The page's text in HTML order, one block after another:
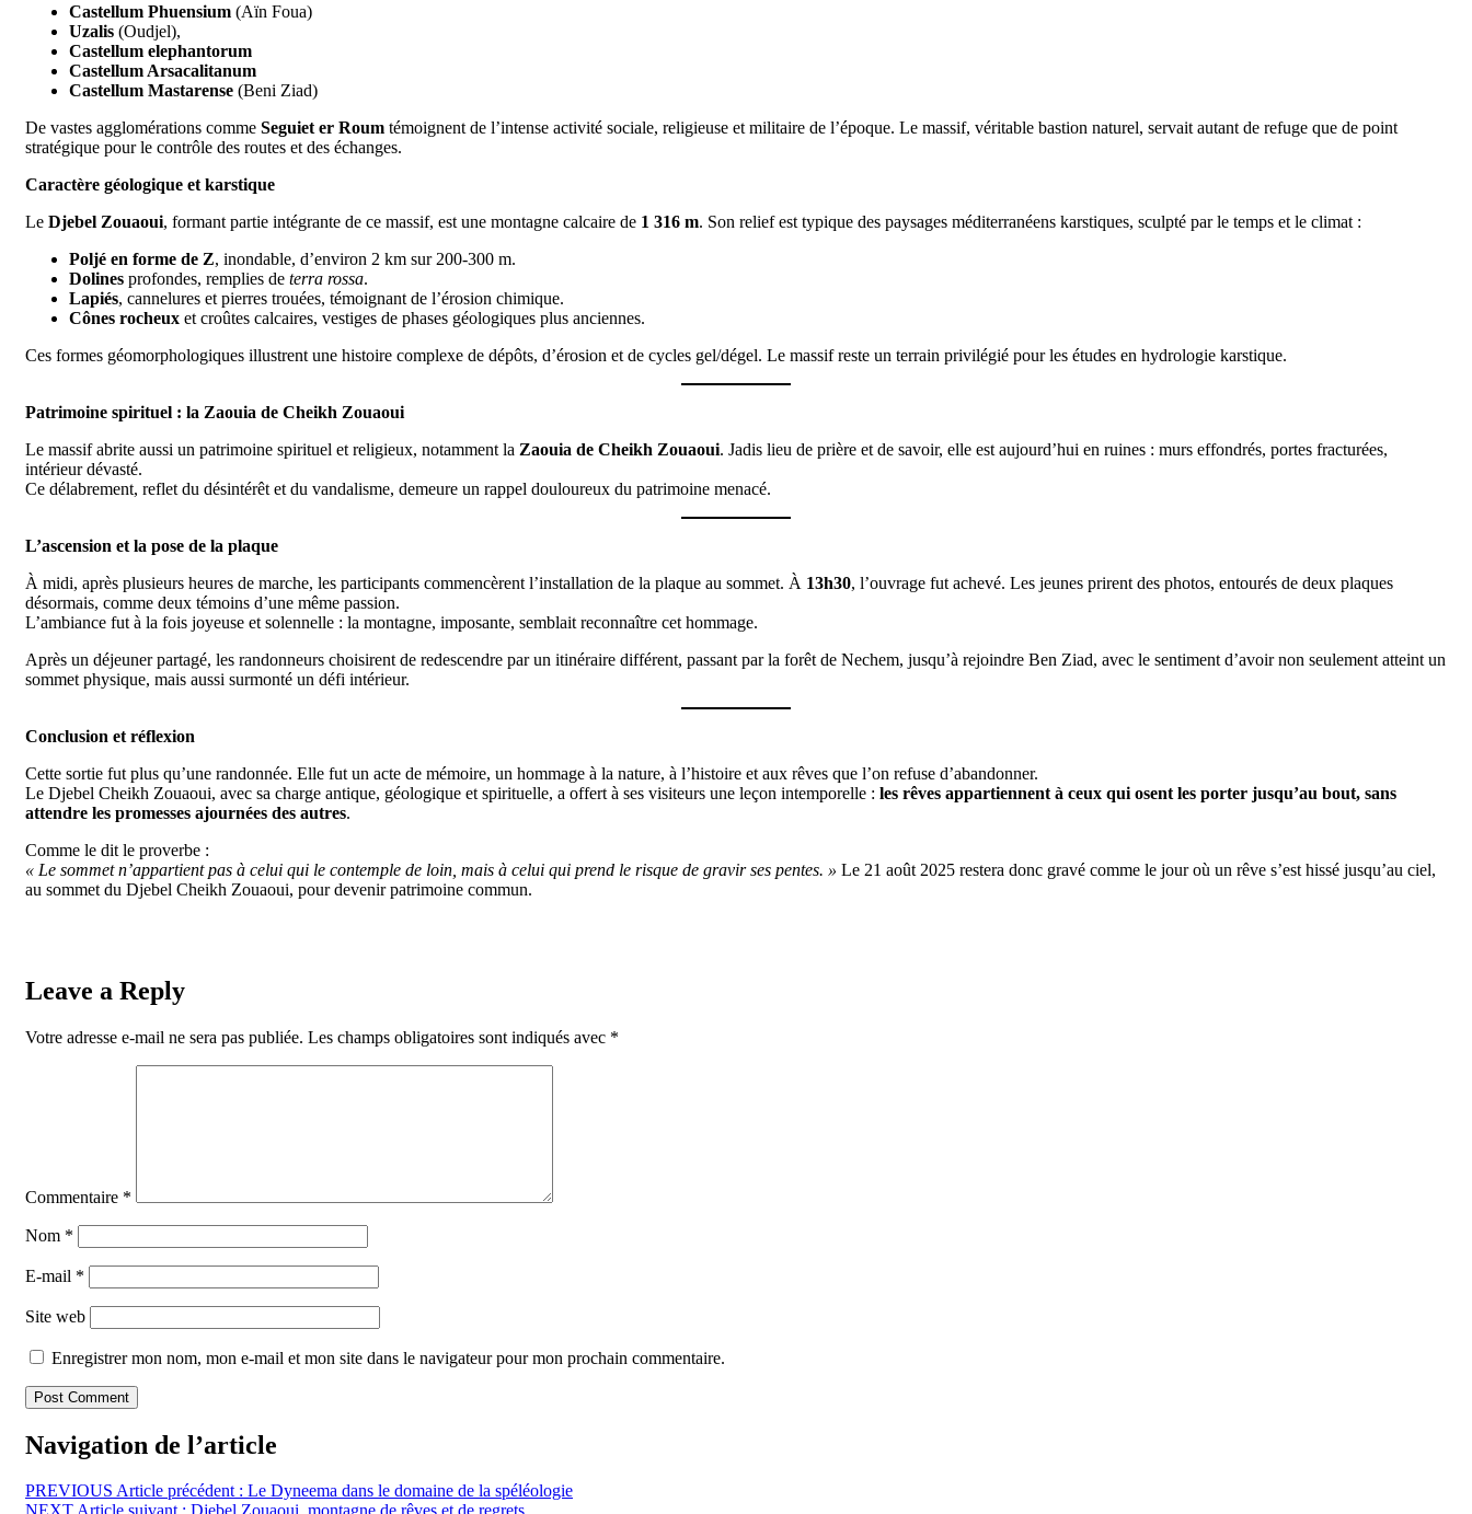
Castellum Phuensium (Aïn Foua)
Uzalis (Oudjel),
Castellum elephantorum
Castellum Arsacalitanum
Castellum Mastarense (Beni Ziad)
De vastes agglomérations comme Seguiet er Roum témoignent de l’intense activité sociale, religieuse et militaire de l’époque. Le massif, véritable bastion naturel, servait autant de refuge que de point
stratégique pour le contrôle des routes et des échanges.
Caractère géologique et karstique
Le Djebel Zouaoui, formant partie intégrante de ce massif, est une montagne calcaire de 1 316 m. Son relief est typique des paysages méditerranéens karstiques, sculpté par le temps et le climat :
Poljé en forme de Z, inondable, d’environ 2 km sur 200-300 m.
Dolines profondes, remplies de terra rossa.
Lapiés, cannelures et pierres trouées, témoignant de l’érosion chimique.
Cônes rocheux et croûtes calcaires, vestiges de phases géologiques plus anciennes.
Ces formes géomorphologiques illustrent une histoire complexe de dépôts, d’érosion et de cycles gel/dégel. Le massif reste un terrain privilégié pour les études en hydrologie karstique.
Patrimoine spirituel : la Zaouia de Cheikh Zouaoui
Le massif abrite aussi un patrimoine spirituel et religieux, notamment la Zaouia de Cheikh Zouaoui. Jadis lieu de prière et de savoir, elle est aujourd’hui en ruines : murs effondrés, portes fracturées,
intérieur dévasté.
Ce délabrement, reflet du désintérêt et du vandalisme, demeure un rappel douloureux du patrimoine menacé.
L’ascension et la pose de la plaque
À midi, après plusieurs heures de marche, les participants commencèrent l’installation de la plaque au sommet. À 13h30, l’ouvrage fut achevé. Les jeunes prirent des photos, entourés de deux plaques
désormais, comme deux témoins d’une même passion.
L’ambiance fut à la fois joyeuse et solennelle : la montagne, imposante, semblait reconnaître cet hommage.
Après un déjeuner partagé, les randonneurs choisirent de redescendre par un itinéraire différent, passant par la forêt de Nechem, jusqu’à rejoindre Ben Ziad, avec le sentiment d’avoir non seulement atteint un
sommet physique, mais aussi surmonté un défi intérieur.
Conclusion et réflexion
Cette sortie fut plus qu’une randonnée. Elle fut un acte de mémoire, un hommage à la nature, à l’histoire et aux rêves que l’on refuse d’abandonner.
Le Djebel Cheikh Zouaoui, avec sa charge antique, géologique et spirituelle, a offert à ses visiteurs une leçon intemporelle : les rêves appartiennent à ceux qui osent les porter jusqu’au bout, sans
attendre les promesses ajournées des autres.
Comme le dit le proverbe :
« Le sommet n’appartient pas à celui qui le contemple de loin, mais à celui qui prend le risque de gravir ses pentes. » Le 21 août 2025 restera donc gravé comme le jour où un rêve s’est hissé jusqu’au ciel,
au sommet du Djebel Cheikh Zouaoui, pour devenir patrimoine commun.
Leave a Reply
Votre adresse e-mail ne sera pas publiée. Les champs obligatoires sont indiqués avec *
Commentaire *
Nom *
E-mail *
Site web
Enregistrer mon nom, mon e-mail et mon site dans le navigateur pour mon prochain commentaire.
Navigation de l’article
PREVIOUS Article précédent : Le Dyneema dans le domaine de la spéléologie